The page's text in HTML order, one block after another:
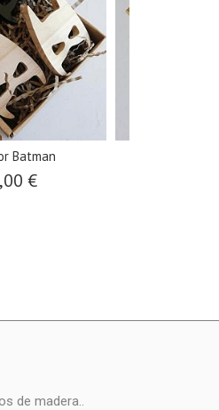
Batman
€
de madera..